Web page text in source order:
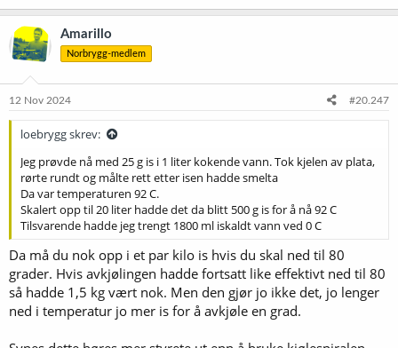
Amarillo
Norbrygg-medlem
12 Nov 2024 #20.247
loebrygg skrev:
Jeg prøvde nå med 25 g is i 1 liter kokende vann. Tok kjelen av plata,
rørte rundt og målte rett etter isen hadde smelta
Da var temperaturen 92 C.
Skalert opp til 20 liter hadde det da blitt 500 g is for å nå 92 C
Tilsvarende hadde jeg trengt 1800 ml iskaldt vann ved 0 C
Da må du nok opp i et par kilo is hvis du skal ned til 80
grader. Hvis avkjølingen hadde fortsatt like effektivt ned til 80
så hadde 1,5 kg vært nok. Men den gjør jo ikke det, jo lenger
ned i temperatur jo mer is for å avkjøle en grad.